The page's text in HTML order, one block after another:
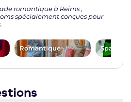
romantique à Reims ,
spécialement conçues pour
Romantique Spa,